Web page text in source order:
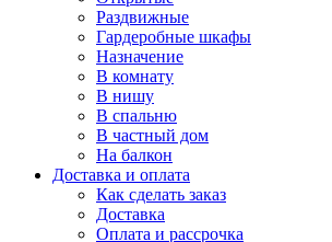
Раздвижные
Гардеробные шкафы
Назначение
В комнату
В нишу
В спальню
В частный дом
На балкон
Доставка и оплата
Как сделать заказ
Доставка
Оплата и рассрочка